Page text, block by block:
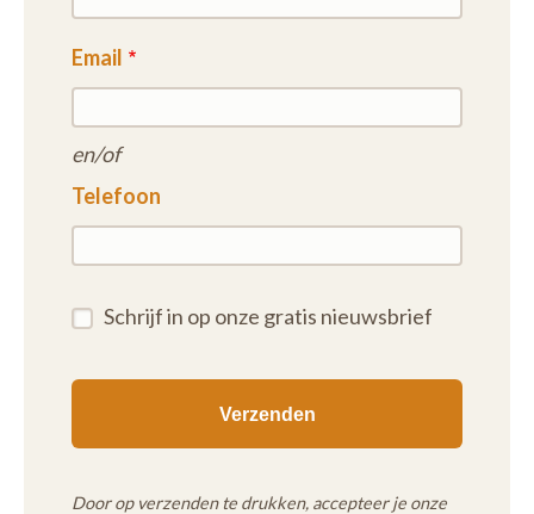
Email
en/of
Telefoon
Schrijf in op onze gratis nieuwsbrief
Door op verzenden te drukken, accepteer je onze